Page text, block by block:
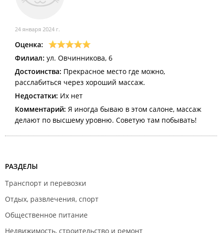
24 января 2024 г.
Оценка:
Филиал: ул. Овчинникова, 6
Достоинства: Прекрасное место где можно,
расслабиться через хороший массаж.
Недостатки: Их нет
Комментарий: Я иногда бываю в этом салоне, массаж
делают по высшему уровню. Советую там побывать!
РАЗДЕЛЫ
Транспорт и перевозки
Отдых, развлечения, спорт
Общественное питание
Недвижимость, строительство и ремонт